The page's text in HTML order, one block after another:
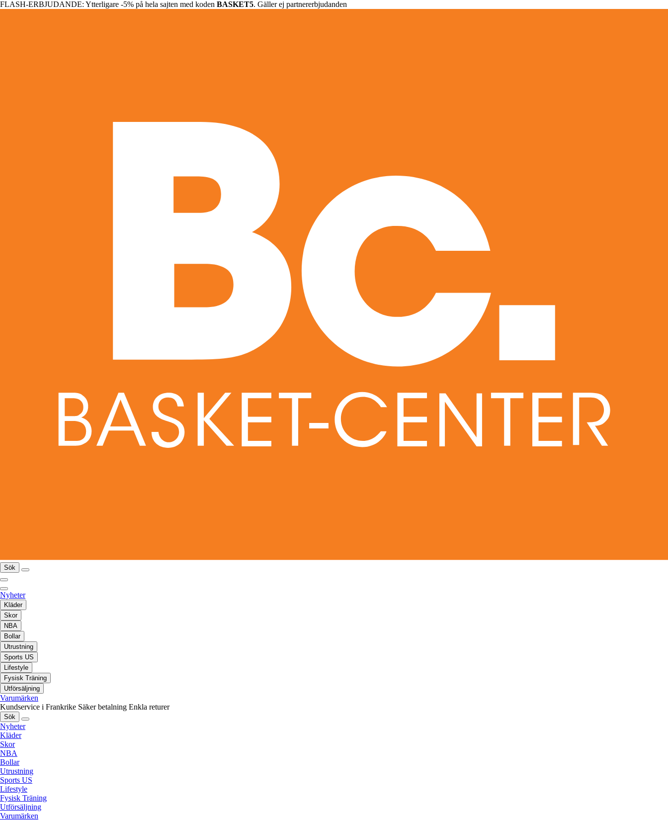
FLASH-ERBJUDANDE: Ytterligare -5% på hela sajten med koden BASKET5. Gäller ej partnererbjudanden
Sök
Nyheter
Kläder
Skor
NBA
Bollar
Utrustning
Sports US
Lifestyle
Fysisk Träning
Utförsäljning
Varumärken
Kundservice i Frankrike Säker betalning Enkla returer
Sök
Nyheter
Kläder
Skor
NBA
Bollar
Utrustning
Sports US
Lifestyle
Fysisk Träning
Utförsäljning
Varumärken